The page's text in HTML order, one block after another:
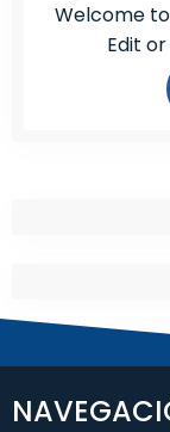
Welcome
Edit